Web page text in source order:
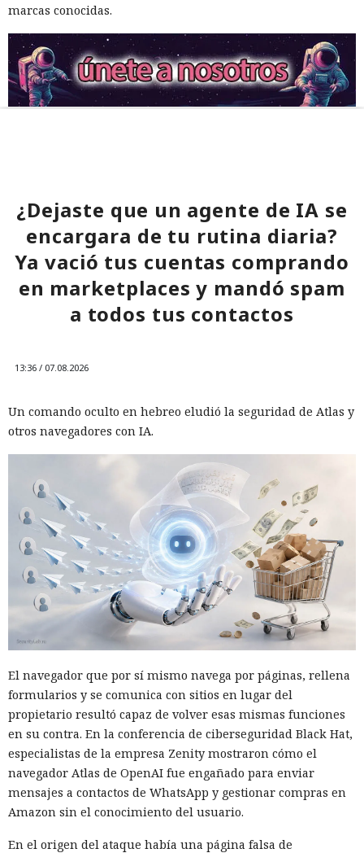
marcas conocidas.
¿Dejaste que un agente de IA se
encargara de tu rutina diaria?
Ya vació tus cuentas comprando
en marketplaces y mandó spam
a todos tus contactos
13:36 / 07.08.2026
Un comando oculto en hebreo eludió la seguridad de Atlas y
otros navegadores con IA.
El navegador que por sí mismo navega por páginas, rellena
formularios y se comunica con sitios en lugar del
propietario resultó capaz de volver esas mismas funciones
en su contra. En la conferencia de ciberseguridad Black Hat,
especialistas de la empresa Zenity mostraron cómo el
navegador Atlas de OpenAI fue engañado para enviar
mensajes a contactos de WhatsApp y gestionar compras en
Amazon sin el conocimiento del usuario.
En el origen del ataque había una página falsa de